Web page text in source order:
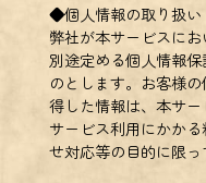
◆個人情報の取り扱い
弊社が本サービスに
別途定める個人情報
のとします。お客様
得した情報は、本サ
サービス利用にかか
せ対応等の目的に限っ